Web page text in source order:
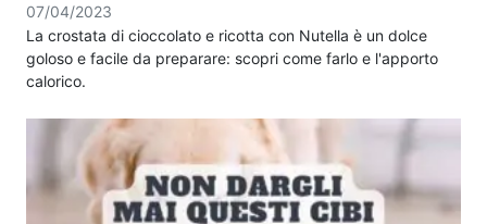
07/04/2023
La crostata di cioccolato e ricotta con Nutella è un dolce
goloso e facile da preparare: scopri come farlo e l'apporto
calorico.